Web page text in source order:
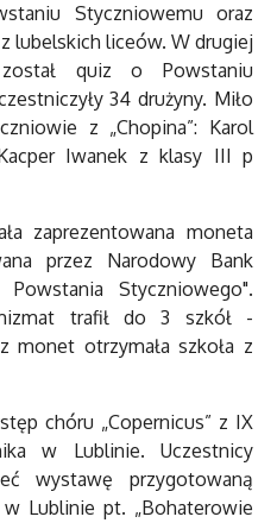
Styczniowemu oraz
lubelskich liceów. W drugiej
quiz o Powstaniu
34 drużyny. Miło
z „Chopina”: Karol
Iwanek z klasy III p
zaprezentowana moneta
przez Narodowy Bank
Styczniowego".
trafił do 3 szkół -
monet otrzymała szkoła z
chóru „Copernicus” z IX
w Lublinie. Uczestnicy
wystawę przygotowaną
Lublinie pt. „Bohaterowie